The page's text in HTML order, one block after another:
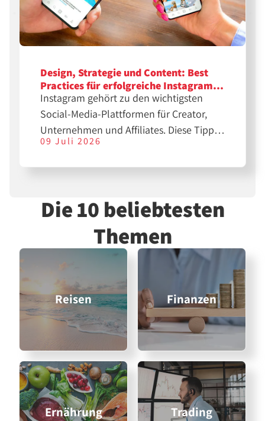
Design, Strategie und Content: Best
Practices für erfolgreiche Instagram-
Feeds
Instagram gehört zu den wichtigsten
Social-Media-Plattformen für Creator,
Unternehmen und Affiliates. Diese Tipps
helfen dir bei der Erstellung
09 Juli 2026
Die 10 beliebtesten
Themen
Reisen Finanzen
Ernährung Trading